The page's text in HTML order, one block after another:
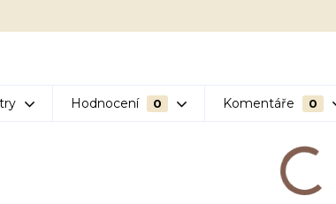
Hodnocení 0 Komentáře 0